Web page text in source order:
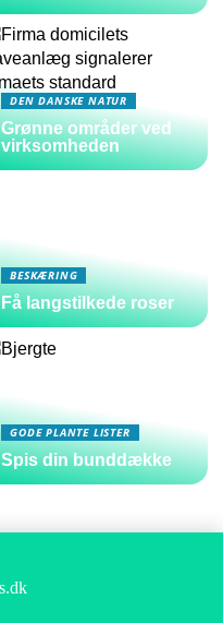
DEN DANSKE NATUR
Grønne områder ved
virksomheden
BESKÆRING
Få langstilkede roser
GODE PLANTE LISTER
Spis din bunddække